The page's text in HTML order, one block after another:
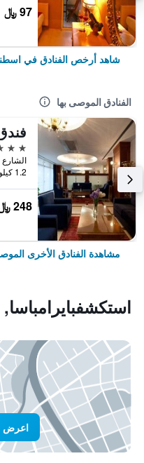
97 ﷼
شاهد أرخص الفنادق في
الفنادق الموصى بها
4 نجوم
1.2 كيلومتر عن وسط المدينة
248 ﷼
مشاهدة الفنادق الأخرى
اعرض